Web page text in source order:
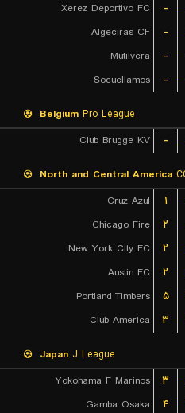
Xerez Deportivo FC
-
Algeciras CF
-
Mutilvera
-
Socuellamos
-
Belgium Pro League
Club Brugge KV
-
North and Central America
Cruz Azul
۱
Chicago Fire
۲
New York City FC
۲
Austin FC
۲
Portland Timbers
۵
Club America
۳
Japan J League
Yokohama F Marinos
۳
Gamba Osaka
۴